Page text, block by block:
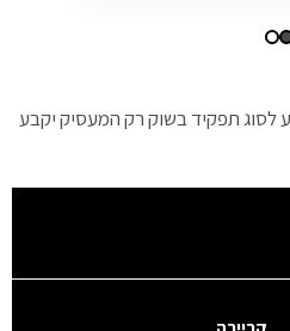
לסוג תפקיד בשוק רק המעסיק יקבע